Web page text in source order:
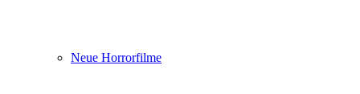
Neue Horrorfilme